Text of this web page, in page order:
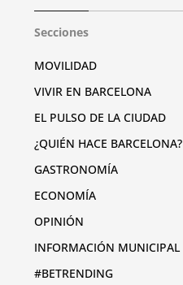
Secciones
MOVILIDAD
VIVIR EN BARCELONA
EL PULSO DE LA CIUDAD
¿QUIÉN HACE BARCELONA?
GASTRONOMÍA
ECONOMÍA
OPINIÓN
INFORMACIÓN MUNICIPAL
#BETRENDING